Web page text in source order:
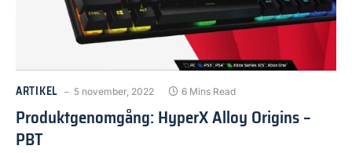
ARTIKEL 5 november, 2022 6 Mins Read
Produktgenomgång: HyperX Alloy Origins –
PBT